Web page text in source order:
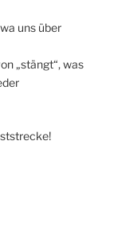
uns über
„stängt“, was